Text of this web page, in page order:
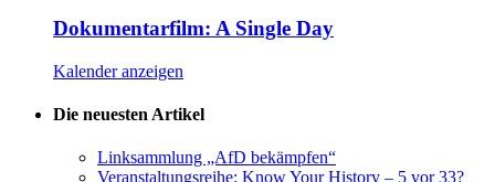
Dokumentarfilm: A Single Day
Kalender anzeigen
Die neuesten Artikel
Linksammlung „AfD bekämpfen“
Veranstaltungsreihe: Know Your History – 5 vor 33?